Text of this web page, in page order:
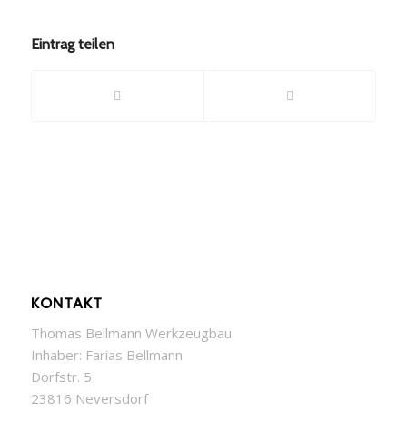
Eintrag teilen
KONTAKT
Thomas Bellmann Werkzeugbau
Inhaber: Farias Bellmann
Dorfstr. 5
23816 Neversdorf